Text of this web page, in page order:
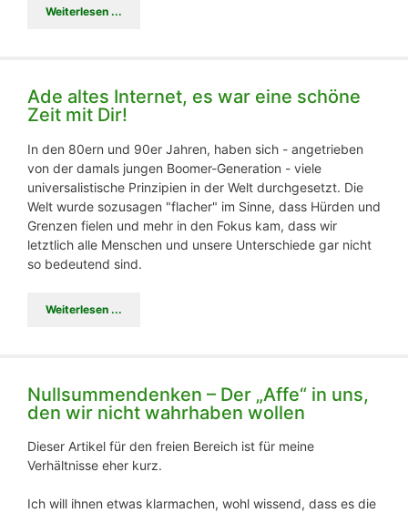
Weiterlesen ...
Ade altes Internet, es war eine schöne
Zeit mit Dir!
In den 80ern und 90er Jahren, haben sich - angetrieben
von der damals jungen Boomer-Generation - viele
universalistische Prinzipien in der Welt durchgesetzt. Die
Welt wurde sozusagen "flacher" im Sinne, dass Hürden und
Grenzen fielen und mehr in den Fokus kam, dass wir
letztlich alle Menschen und unsere Unterschiede gar nicht
so bedeutend sind.
Weiterlesen ...
Nullsummendenken – Der „Affe“ in uns,
den wir nicht wahrhaben wollen
Dieser Artikel für den freien Bereich ist für meine
Verhältnisse eher kurz.
Ich will ihnen etwas klarmachen, wohl wissend, dass es die